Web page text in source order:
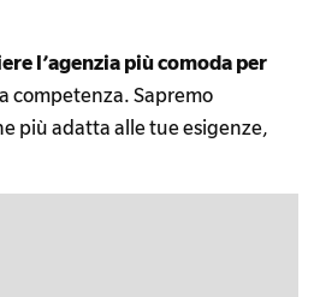
l’agenzia più comoda per
competenza. Sapremo
più adatta alle tue esigenze,